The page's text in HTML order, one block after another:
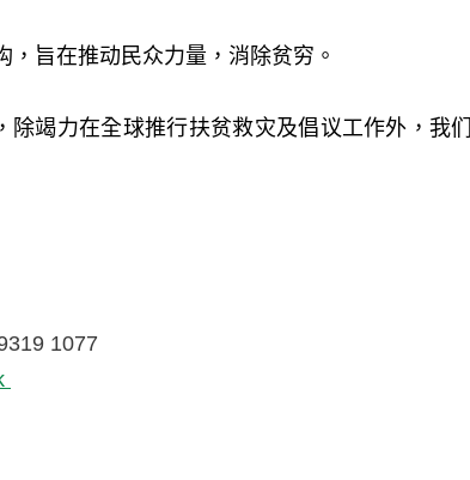
旨在推动民众力量，消除贫穷。
除竭力在全球推行扶贫救灾及倡议工作外，我
1077